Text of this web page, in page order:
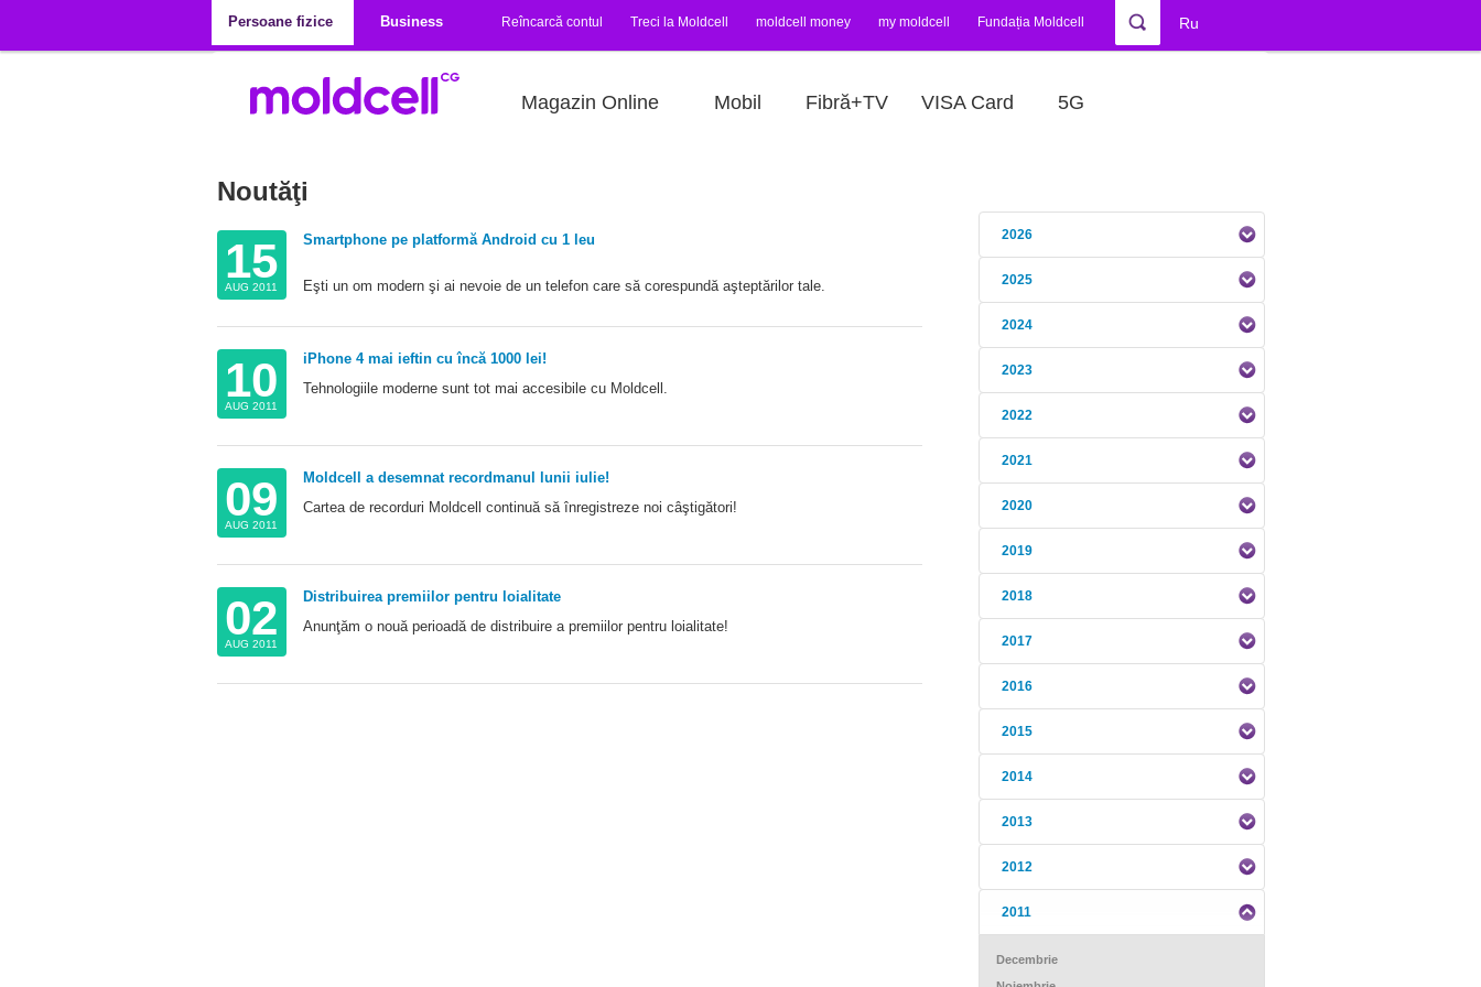
Persoane fizice
Business Reîncarcă contul Treci la Moldcell moldcell money my moldcell Fundația Moldcell Ru
Magazin Online Mobil Fibră+TV VISA Card 5G
Noutăţi
15
AUG 2011
Smartphone pe platformă Android cu 1 leu
Eşti un om modern şi ai nevoie de un telefon care să corespundă aşteptărilor tale.
10
AUG 2011
iPhone 4 mai ieftin cu încă 1000 lei!
Tehnologiile moderne sunt tot mai accesibile cu Moldcell.
09
AUG 2011
Moldcell a desemnat recordmanul lunii iulie!
Cartea de recorduri Moldcell continuă să înregistreze noi câştigători!
02
AUG 2011
Distribuirea premiilor pentru loialitate
Anunţăm o nouă perioadă de distribuire a premiilor pentru loialitate!
2026
2025
2024
2023
2022
2021
2020
2019
2018
2017
2016
2015
2014
2013
2012
2011
Decembrie
Pagini